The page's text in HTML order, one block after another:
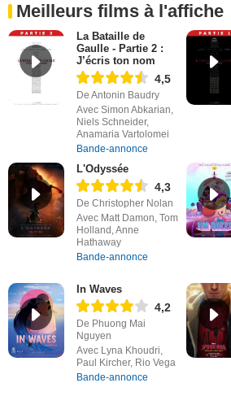
Meilleurs films à l'affiche
La Bataille de
Gaulle - Partie 2 :
J’écris ton nom
4,5
De Antonin Baudry
Avec Simon Abkarian,
Niels Schneider,
Anamaria Vartolomei
Bande-annonce
L'Odyssée
4,3
De Christopher Nolan
Avec Matt Damon, Tom
Holland, Anne
Hathaway
Bande-annonce
In Waves
4,2
De Phuong Mai
Nguyen
Avec Lyna Khoudri,
Paul Kircher, Rio Vega
Bande-annonce